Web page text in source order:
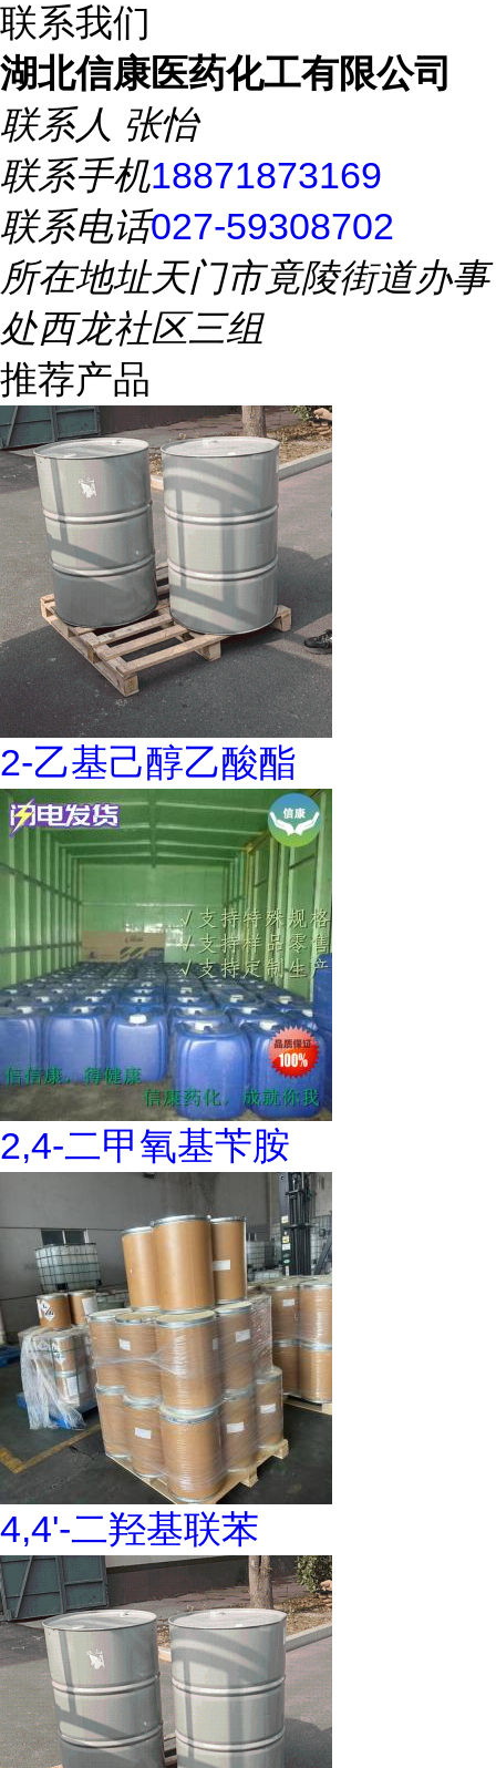
联系我们
湖北信康医药化工有限公司
联系人 张怡
联系手机18871873169
联系电话027-59308702
所在地址天门市竟陵街道办事
处西龙社区三组
推荐产品
2-乙基己醇乙酸酯
2,4-二甲氧基苄胺
4,4'-二羟基联苯